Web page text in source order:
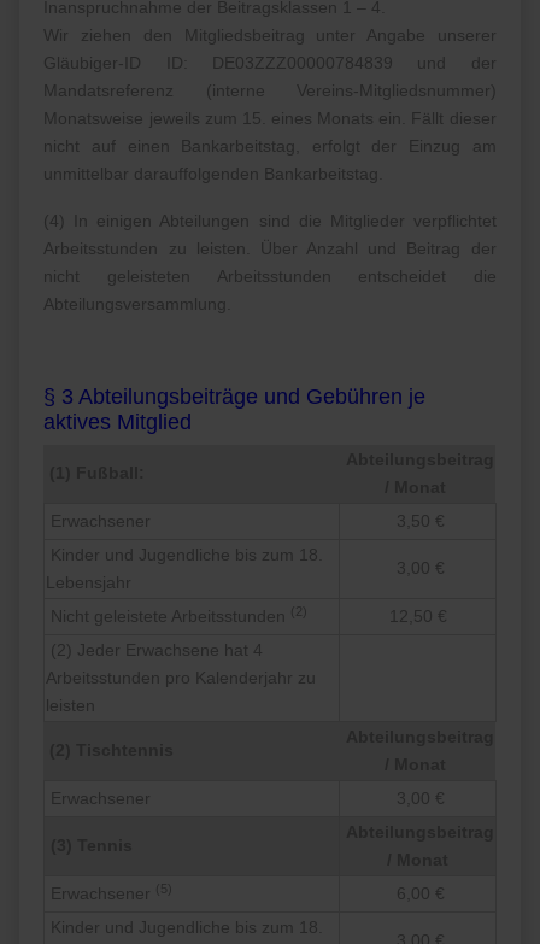
Inanspruchnahme der Beitragsklassen 1 – 4.
Wir ziehen den Mitgliedsbeitrag unter Angabe unserer
Gläubiger-ID ID: DE03ZZZ00000784839 und der
Mandatsreferenz (interne Vereins-Mitgliedsnummer)
Monatsweise jeweils zum 15. eines Monats ein. Fällt dieser
nicht auf einen Bankarbeitstag, erfolgt der Einzug am
unmittelbar darauffolgenden Bankarbeitstag.
(4) In einigen Abteilungen sind die Mitglieder verpflichtet
Arbeitsstunden zu leisten. Über Anzahl und Beitrag der
nicht geleisteten Arbeitsstunden entscheidet die
Abteilungsversammlung.
§ 3 Abteilungsbeiträge und Gebühren je
aktives Mitglied
Erwachsener
3,50 €
Kinder und Jugendliche bis zum 18.
Lebensjahr
3,00 €
Nicht geleistete Arbeitsstunden (2)
12,50 €
(2) Jeder Erwachsene hat 4
Arbeitsstunden pro Kalenderjahr zu
leisten
Erwachsener
3,00 €
Erwachsener
(5)
6,00 €
Kinder und Jugendliche bis zum 18.